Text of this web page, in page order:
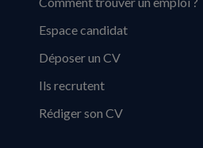
Espace candidat
Déposer un CV
Ils recrutent
Rédiger son CV